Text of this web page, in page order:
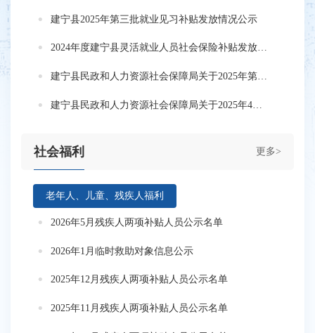
建宁县2025年第三批就业见习补贴发放情况公示
2024年度建宁县灵活就业人员社会保险补贴发放公示
建宁县民政和人力资源社会保障局关于2025年第一季度创业担保贷款贴息的公示
更多>
社会福利
老年人、儿童、残疾人福利
2026年5月残疾人两项补贴人员公示名单
2026年1月临时救助对象信息公示
2025年12月残疾人两项补贴人员公示名单
2025年11月残疾人两项补贴人员公示名单